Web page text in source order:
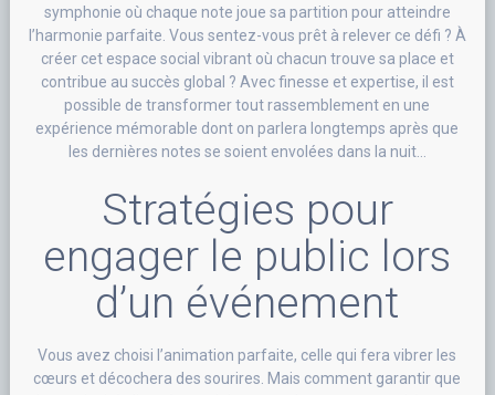
symphonie où chaque note joue sa partition pour atteindre
l’harmonie parfaite. Vous sentez-vous prêt à relever ce défi ? À
créer cet espace social vibrant où chacun trouve sa place et
contribue au succès global ? Avec finesse et expertise, il est
possible de transformer tout rassemblement en une
expérience mémorable dont on parlera longtemps après que
les dernières notes se soient envolées dans la nuit…
Stratégies pour
engager le public lors
d’un événement
Vous avez choisi l’animation parfaite, celle qui fera vibrer les
cœurs et décochera des sourires. Mais comment garantir que